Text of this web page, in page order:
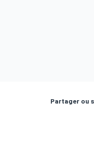
Partager ou